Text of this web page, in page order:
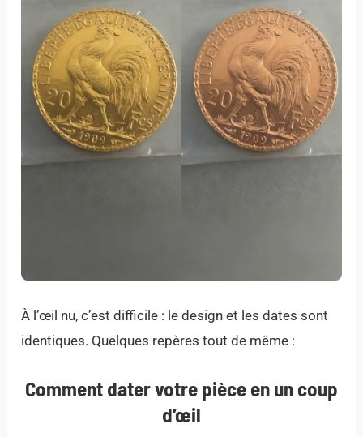
À l’œil nu, c’est difficile : le design et les dates sont
identiques. Quelques repères tout de même :
Comment dater votre pièce en un coup
d’œil